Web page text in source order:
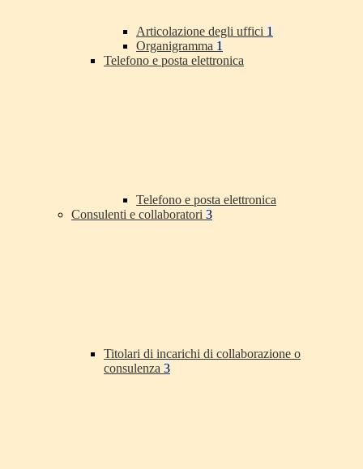
Articolazione degli uffici 1
Organigramma 1
Telefono e posta elettronica
Telefono e posta elettronica
Consulenti e collaboratori 3
Titolari di incarichi di collaborazione o
consulenza 3